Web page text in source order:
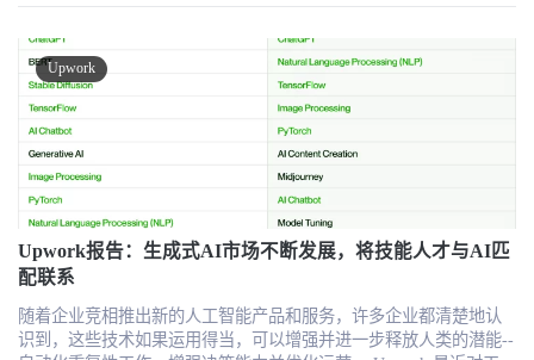
服务包。该产品本季度的交易额同比增长190%，活跃客户数环比增
长45%，35%为新客户，说明平台正在成功吸引并转化更高意愿付费
的客户群体。 企业用工：Bubty 与 Ascen 提供全栈解决方案 Upwork
在本季度最具战略意义的动作，莫过于对荷兰平台 Bubty 的收购以
及对美国数字用工平台 Ascen 的收购协议达成。两者将并入Upwork
旗下新成立的企业子公司，专门服务中大型企业客户的全套“外部人
力资源”需求。 Bubty 提供企业自建人才池和多样化用工管理工具，
支持从自由职业者到W-2类合同工的不同合同形式；Ascen 则聚焦于
W-2合同工的API集成与管理。这使得Upwork具备了服务“外包、
SOW、Staff Augmentation、EOR、AOR”等多元雇佣模式的能力，向
着全球6500亿美元的企业灵活用工市场进军。 这也宣告Upwork的定
位已经从“自由职业撮合平台”转向“全球用工解决方案提供商”，其竞
争对手不再局限于Freelancer.com或Fiverr，而包括 Deel、Remote、
Papaya Global 等新一代合规用工基础设施平台。 内部效率革命：AI
股东创造更大价值。 2024年9月13日，Upwork（纳斯达克代码：
UPWK）的股价迎来了一次显著的上涨，涨幅达9.99%，收盘价为
$10.24，总市值达到13.52亿美元。这一市场反应源于Engine Capital
向Upwork董事会发出的一封公开信，信中详尽地批评了公司当前的
战略执行和资本分配问题，并提出了一系列改革建议，以提高股东
价值。 Engine Capital是一家以价值导向为主的特殊情况投资基金，
持有Upwork约3.5%的股份。作为Upwork的股东，Engine Capital对公
司在全球最大的自由职业平台中的潜力充满信心，然而他们对公司
当前的管理层和董事会的决策表示了严重关切。 在信中，Engine
Capital指出，Upwork在多个方面存在严重问题，包括战略不清晰、
执行力不足、资本分配不合理以及管理团队频繁更替。这些问题导
致公司在过去几年中表现不佳，股价被严重低估。 信中列出了以下
的战略方向，资源分配不合理，管理层经常追求新产品和项目，而
忽视了核心业务的发展，导致公司的增长乏力。信中特别提到，企
Upwork
Upwork报告：生成式AI市场不断发展，将技能人才与AI匹
配联系
随着企业竞相推出新的人工智能产品和服务，许多企业都清楚地认
识到，这些技术如果运用得当，可以增强并进一步释放人类的潜能--